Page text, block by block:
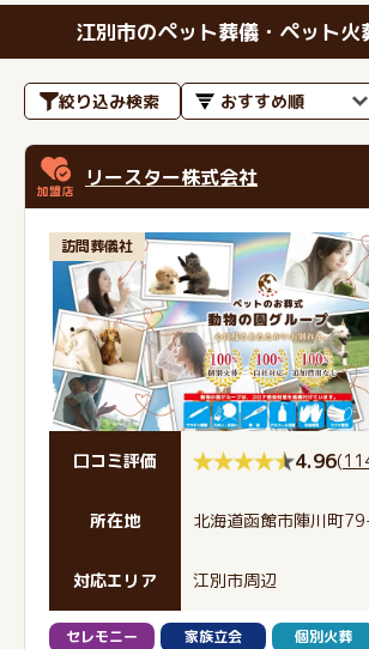
江別市のペット葬儀・ペット火
絞り込み検索
リースター株式会社
訪問葬儀社
口コミ評価 4.96(
所在地 北海道函館市陣川町
対応エリア 江別市周辺
セレモニー 家族立会 個別火葬